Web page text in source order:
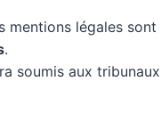
mentions légales
.
soumis aux